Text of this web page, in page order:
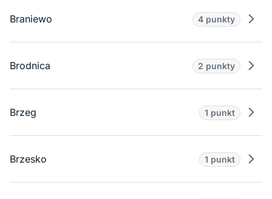
Braniewo 4 punkty
Brodnica 2 punkty
Brzeg 1 punkt
Brzesko 1 punkt